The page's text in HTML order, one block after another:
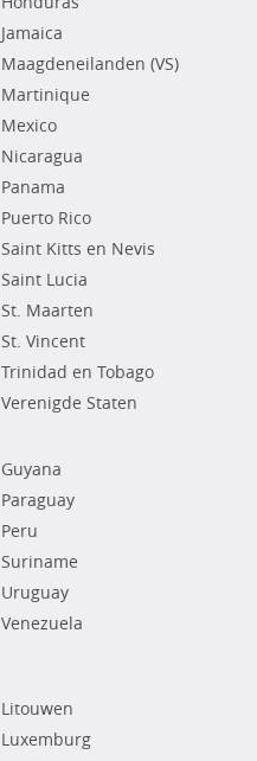
Jamaica
Maagdeneilanden (VS)
Martinique
Mexico
Nicaragua
Panama
Puerto Rico
Saint Kitts en Nevis
Saint Lucia
St. Maarten
St. Vincent
Trinidad en Tobago
Verenigde Staten
Guyana
Paraguay
Peru
Suriname
Uruguay
Venezuela
Litouwen
Luxemburg